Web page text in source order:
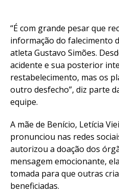
“É com grande pesar que
informação do falecimento
atleta Gustavo Simões.
acidente e sua posterior
restabelecimento, mas os
outro desfecho”, diz parte
equipe.
A mãe de Benício, Letícia
pronunciou nas redes
autorizou a doação dos
mensagem emocionante,
tomada para que outras
beneficiadas.